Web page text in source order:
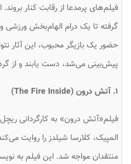
فیلم‌های پرمدعا از رقابت کنار بروند.
گرفته تا یک درام الهام‌بخش ورزشی
حضور یک بازیگر محبوب، این آثار
پیش‌بینی می‌شد، دست یابند و از
۱. آتش درون (The Fire Inside)
فیلم«آتش درون» به کارگردانی
المپیک، کلارسا شیلدز را روایت
منتقدان مواجه شد. این فیلم به